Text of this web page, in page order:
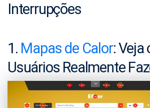
Interrupções
1. Mapas de Calor: Veja
Usuários Realmente